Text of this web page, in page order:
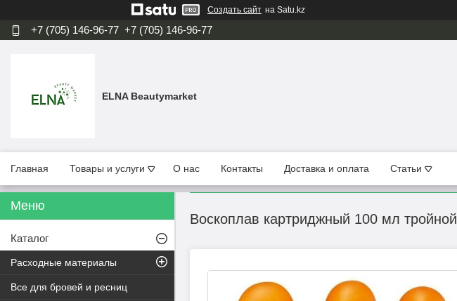
Создать сайт на Satu.kz
+7 (705) 146-96-77 +7 (705) 146-96-77
ELNA Beautymarket
Главная Товары и услуги О нас Контакты Доставка и оплата Статьи
Воскоплав картриджный 100 мл тройной
Каталог
Расходные материалы
Все для бровей и ресниц